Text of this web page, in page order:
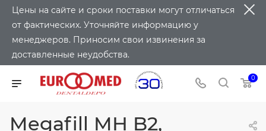
Цены на сайте и сроки поставки могут отличаться
от фактических. Уточняйте информацию у
менеджеров. Приносим свои извинения за
доставленные неудобства.
0
Megafill MH B2,